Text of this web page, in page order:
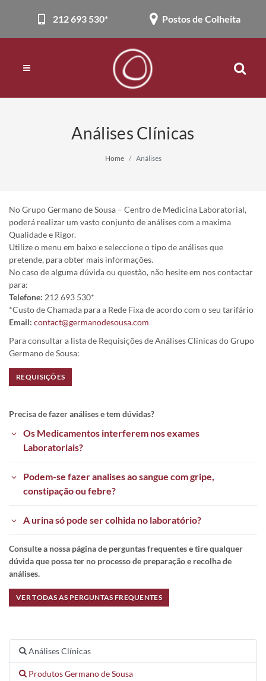
212 693 530* Postos de Colheita
Análises Clínicas
Home Análises
No Grupo Germano de Sousa – Centro de Medicina Laboratorial,
poderá realizar um vasto conjunto de análises com a maxima
Qualidade e Rigor.
Utilize o menu em baixo e seleccione o tipo de análises que
pretende, para obter mais informações.
No caso de alguma dúvida ou questão, não hesite em nos contactar
para:
Telefone: 212 693 530*
*Custo de Chamada para a Rede Fixa de acordo com o seu tarifário
Email: contact@germanodesousa.com
Para consultar a lista de Requisições de Análises Clinicas do Grupo
Germano de Sousa:
REQUISIÇÕES
Precisa de fazer análises e tem dúvidas?
Os Medicamentos interferem nos exames
Laboratoriais?
Podem-se fazer analises ao sangue com gripe,
constipação ou febre?
A urina só pode ser colhida no laboratório?
Consulte a nossa página de perguntas frequentes e tire qualquer
dúvida que possa ter no processo de preparação e recolha de
análises.
VER TODAS AS PERGUNTAS FREQUENTES
Análises Clínicas
Produtos Germano de Sousa